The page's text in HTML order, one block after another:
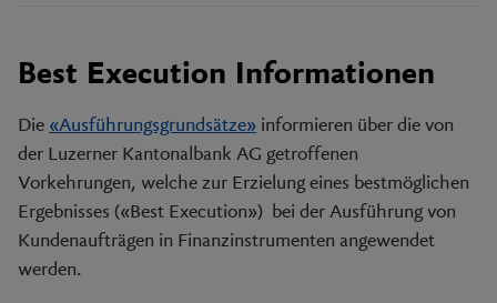
Best Execution Informationen
Die «Ausführungsgrundsätze» informieren über die von
der Luzerner Kantonalbank AG getroffenen
Vorkehrungen, welche zur Erzielung eines bestmöglichen
Ergebnisses («Best Execution») bei der Ausführung von
Kundenaufträgen in Finanzinstrumenten angewendet
werden.